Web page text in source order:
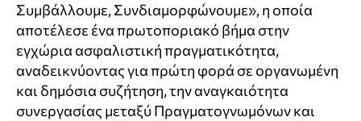
Συμβάλλουμε, Συνδιαμορφώνουμε», η οποία
αποτέλεσε ένα πρωτοποριακό βήμα στην
εγχώρια ασφαλιστική πραγματικότητα,
αναδεικνύοντας για πρώτη φορά σε οργανωμένη
και δημόσια συζήτηση, την αναγκαιότητα
συνεργασίας μεταξύ Πραγματογνωμόνων και